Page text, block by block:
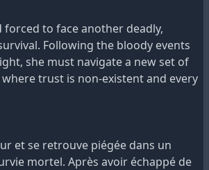
forced to face another deadly,
Following the bloody events
she must navigate a new set of
trust is non-existent and every
et se retrouve piégée dans un
mortel. Après avoir échappé de